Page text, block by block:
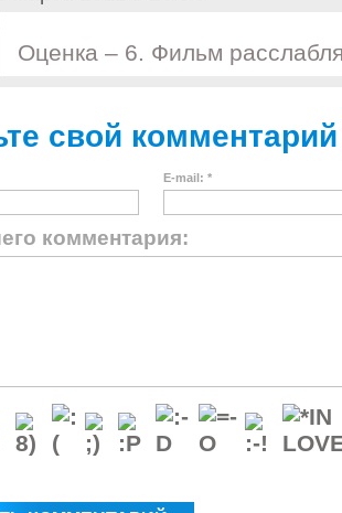
Оценка – 6. Фильм
свой комментарий
E-mail: *
комментария: